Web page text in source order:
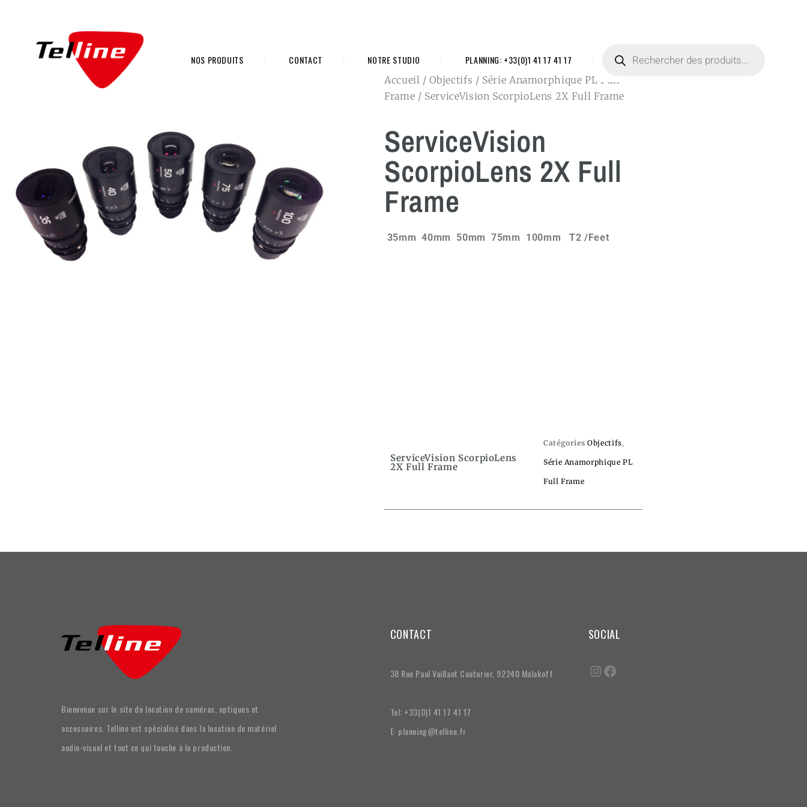
NOS PRODUITS CONTACT NOTRE STUDIO PLANNING: +33(0)1 41 17 41 17
Accueil /Objectifs / Série Anamorphique PL Full
Frame / ServiceVision ScorpioLens 2X Full Frame
ServiceVision
ScorpioLens 2X Full
Frame
35mm 40mm 50mm 75mm 100mm T2 /Feet
ServiceVision ScorpioLens
2X Full Frame
Catégories Objectifs,
Série Anamorphique PL
Full Frame
Bienvenue sur le site de location de caméras, optiques et
accessoires. Telline est spécialisé dans la location de matériel
audio-visuel et tout ce qui touche à la production.
CONTACT
38 Rue Paul Vaillant Couturier, 92240 Malakoff
Tel: +33(0)1 41 17 41 17
E: planning@telline.fr
SOCIAL